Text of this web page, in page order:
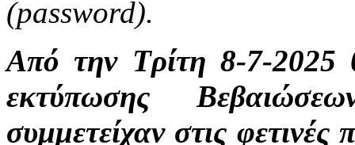
(password).
Από την Τρίτη 8-7-2025
εκτύπωσης
συμμετείχαν στις